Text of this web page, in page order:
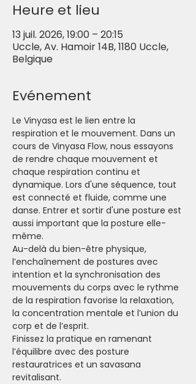
Heure et lieu
13 juil. 2026, 19:00 – 20:15
Uccle, Av. Hamoir 14B, 1180 Uccle,
Belgique
Evénement
Le Vinyasa est le lien entre la
respiration et le mouvement. Dans un
cours de Vinyasa Flow, nous essayons
de rendre chaque mouvement et
chaque respiration continu et
dynamique. Lors d'une séquence, tout
est connecté et fluide, comme une
danse. Entrer et sortir d'une posture est
aussi important que la posture elle-
même.
Au-delà du bien-être physique,
l’enchaînement de postures avec
intention et la synchronisation des
mouvements du corps avec le rythme
de la respiration favorise la relaxation,
la concentration mentale et l’union du
corp et de l’esprit.
Finissez la pratique en ramenant
l’équilibre avec des posture
restauratrices et un savasana
revitalisant.